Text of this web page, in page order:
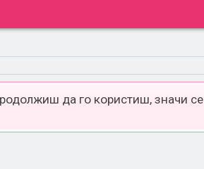
да го користиш, значи се